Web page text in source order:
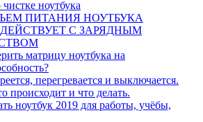
ноутбука
ПИТАНИЯ НОУТБУКА
С ЗАРЯДНЫМ
матрицу ноутбука на
перегревается и выключается.
происходит и что делать.
ноутбук 2019 для работы, учёбы,